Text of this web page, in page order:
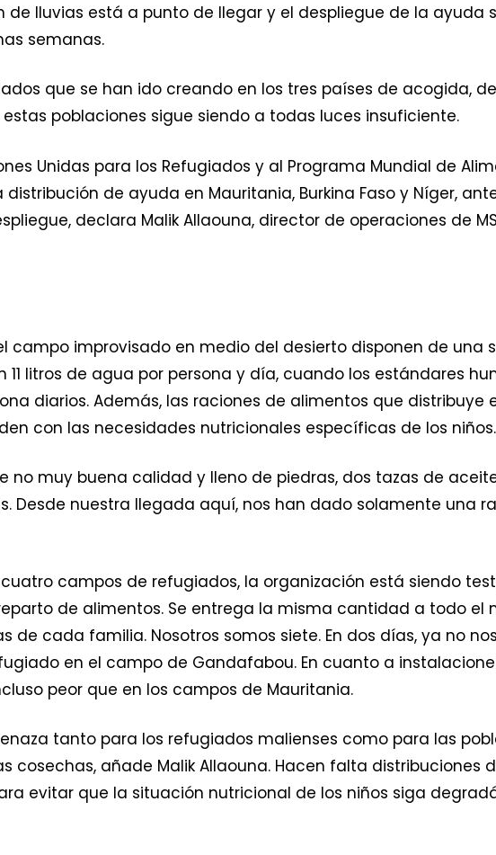
de lluvias está a punto de llegar y el despliegue de la ayuda
semanas.
que se han ido creando en los tres países de acogida,
poblaciones sigue siendo a todas luces insuficiente.
Unidas para los Refugiados y al Programa Mundial de
de ayuda en Mauritania, Burkina Faso y Níger,
declara Malik Allaouna, director de operaciones de
campo improvisado en medio del desierto disponen de una
litros de agua por persona y día, cuando los estándares
diarios. Además, las raciones de alimentos que distribuye
con las necesidades nutricionales específicas de los niños.
no muy buena calidad y lleno de piedras, dos tazas de
Desde nuestra llegada aquí, nos han dado solamente una
cuatro campos de refugiados, la organización está siendo
de alimentos. Se entrega la misma cantidad a todo el
de cada familia. Nosotros somos siete. En dos días, ya no
en el campo de Gandafabou. En cuanto a
peor que en los campos de Mauritania.
tanto para los refugiados malienses como para las
añade Malik Allaouna. Hacen falta distribuciones
evitar que la situación nutricional de los niños siga